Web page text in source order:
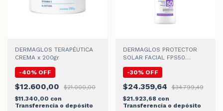
DERMAGLOS TERAPÉUTICA
CREMA x 200gr
-40% OFF
$12.600,00
$21.000,00
$11.340,00 con
Transferencia o depósito
DERMAGLOS PROTECTOR
SOLAR FACIAL FPS50
-30% OFF
$24.359,64
$34.799,49
$21.923,68 con
Transferencia o depósito